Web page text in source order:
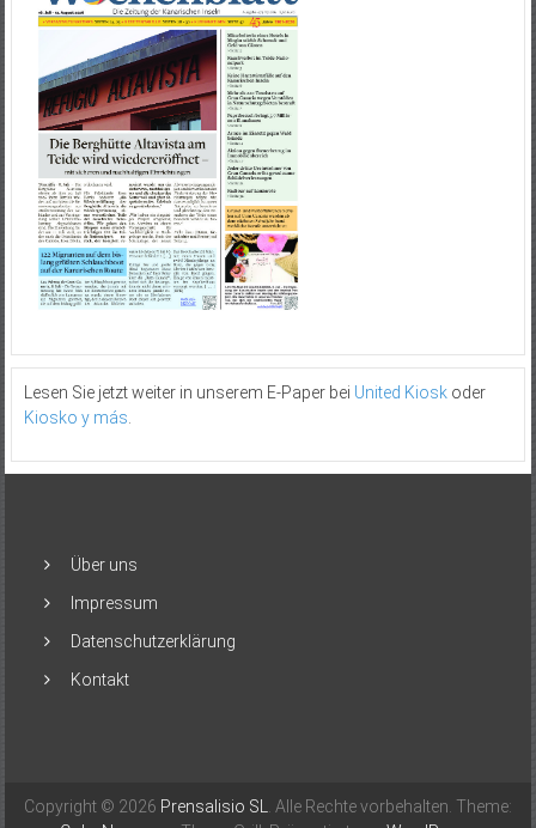
Lesen Sie jetzt weiter in unserem E-Paper bei United Kioskoder
Kiosko y más
Über uns
Impressum
Datenschutzerklärung
Kontakt
Copyright © 2026 Prensalisio SL
. Alle Rechte vorbehalten. Theme: